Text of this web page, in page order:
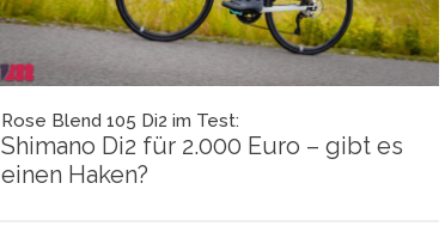
Rose Blend 105 Di2 im Test:
Shimano Di2 für 2.000 Euro – gibt es
einen Haken?